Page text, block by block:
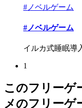
#ノベルゲーム
#ノベルゲーム
イルカ式睡眠導
1
このフリーゲ
メのフリーゲ